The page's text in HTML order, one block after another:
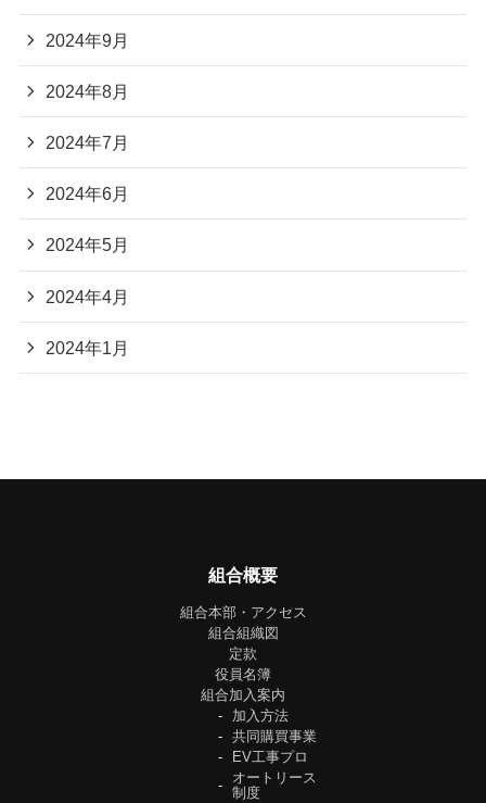
2024年9月
2024年8月
2024年7月
2024年6月
2024年5月
2024年4月
2024年1月
組合概要
組合本部・アクセス
組合組織図
定款
役員名簿
組合加入案内
加入方法
共同購買事業
EV工事プロ
オートリース
制度